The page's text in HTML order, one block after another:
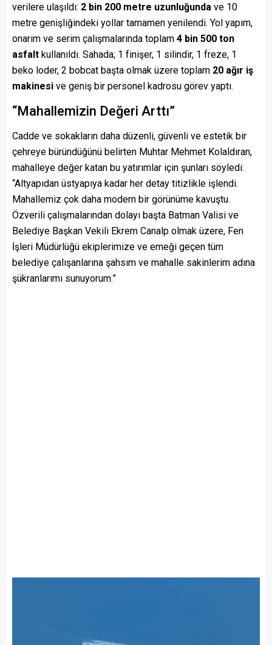
verilere ulaşıldı: 2 bin 200 metre uzunluğunda ve 10
metre genişliğindeki yollar tamamen yenilendi. Yol yapım,
onarım ve serim çalışmalarında toplam 4 bin 500 ton
asfalt kullanıldı. Sahada; 1 finişer, 1 silindir, 1 freze, 1
beko loder, 2 bobcat başta olmak üzere toplam 20 ağır iş
makinesi ve geniş bir personel kadrosu görev yaptı.
“Mahallemizin Değeri Arttı”
Cadde ve sokakların daha düzenli, güvenli ve estetik bir
çehreye büründüğünü belirten Muhtar Mehmet Kolaldıran,
mahalleye değer katan bu yatırımlar için şunları söyledi:
“Altyapıdan üstyapıya kadar her detay titizlikle işlendi.
Mahallemiz çok daha modern bir görünüme kavuştu.
Özverili çalışmalarından dolayı başta Batman Valisi ve
Belediye Başkan Vekili Ekrem Canalp olmak üzere, Fen
İşleri Müdürlüğü ekiplerimize ve emeği geçen tüm
belediye çalışanlarına şahsım ve mahalle sakinlerim adına
şükranlarımı sunuyorum.”